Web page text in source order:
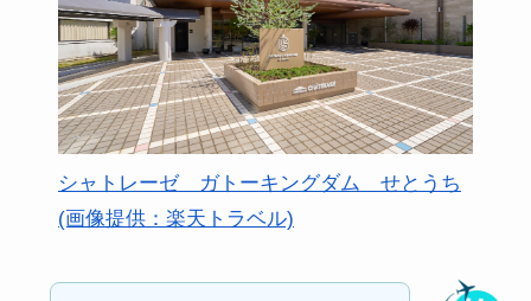
シャトレーゼ ガトーキングダム せとうち
(画像提供：楽天トラベル)